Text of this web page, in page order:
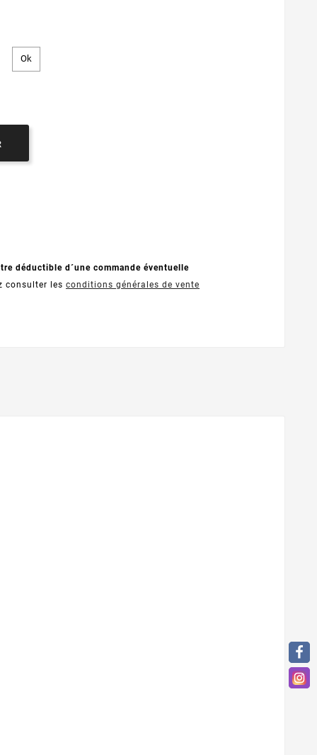
déductible d´une commande éventuelle
consulter les conditions générales de vente